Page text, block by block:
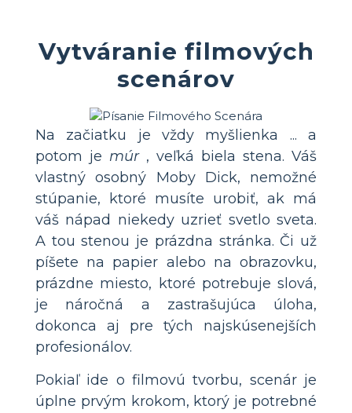
Vytváranie filmových
scenárov
Na začiatku je vždy myšlienka ... a
potom je múr, veľká biela stena. Váš
vlastný osobný Moby Dick, nemožné
stúpanie, ktoré musíte urobiť, ak má
váš nápad niekedy uzrieť svetlo sveta.
A tou stenou je prázdna stránka. Či už
píšete na papier alebo na obrazovku,
prázdne miesto, ktoré potrebuje slová,
je náročná a zastrašujúca úloha,
dokonca aj pre tých najskúsenejších
profesionálov.
Pokiaľ ide o filmovú tvorbu, scenár je
úplne prvým krokom, ktorý je potrebné